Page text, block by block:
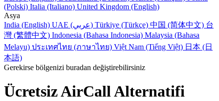
(Polski) Italia (Italiano) United Kingdom (English)
Asya
India (English)
UAE (عربي) Türkiye (Türkçe) 中国 (简体中文) 台
灣 (繁體中文) Indonesia (Bahasa Indonesia) Malaysia (Bahasa
Melayu) ประเทศไทย (ภาษาไทย) Việt Nam (Tiếng Việt) 日本 (日
本語)
Gerekirse bölgenizi buradan değiştirebilirsiniz
Ücretsiz AirCall Alternatifi